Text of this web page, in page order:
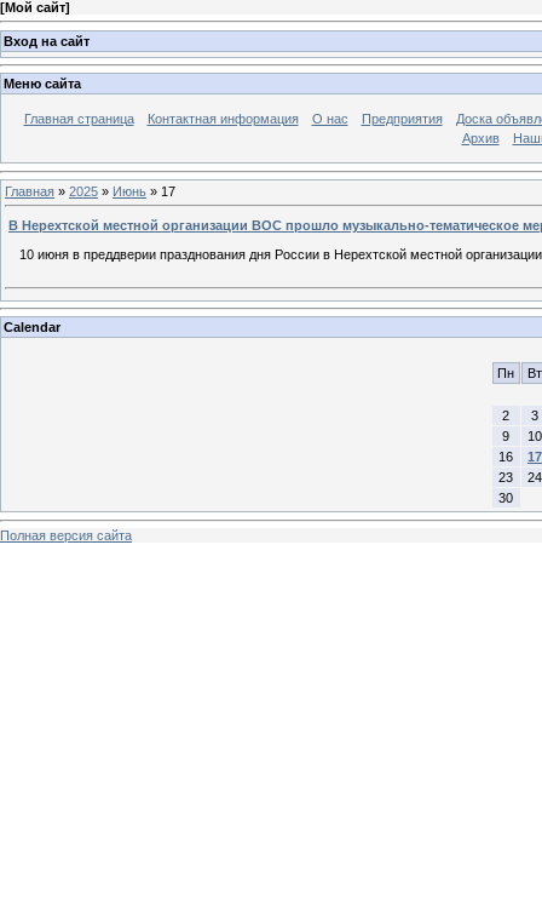
[Мой сайт]
Вход на сайт
Меню сайта
Главная страница Контактная информация О нас Предприятия
Доска
Архив
Главная » 2025 » Июнь » 17
В Нерехтской местной организации ВОС прошло музыкально-тематическое
10 июня в преддверии празднования дня России в Нерехтской местной
Calendar
Пн Вт
2
3
9
10
16
17
23
24
30
Полная версия сайта